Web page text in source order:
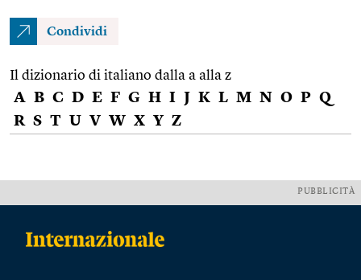
Condividi
Il dizionario di italiano dalla a alla z
A B C D E F G H I J K L M N O P Q
R S T U V W X Y Z
PUBBLICITÀ